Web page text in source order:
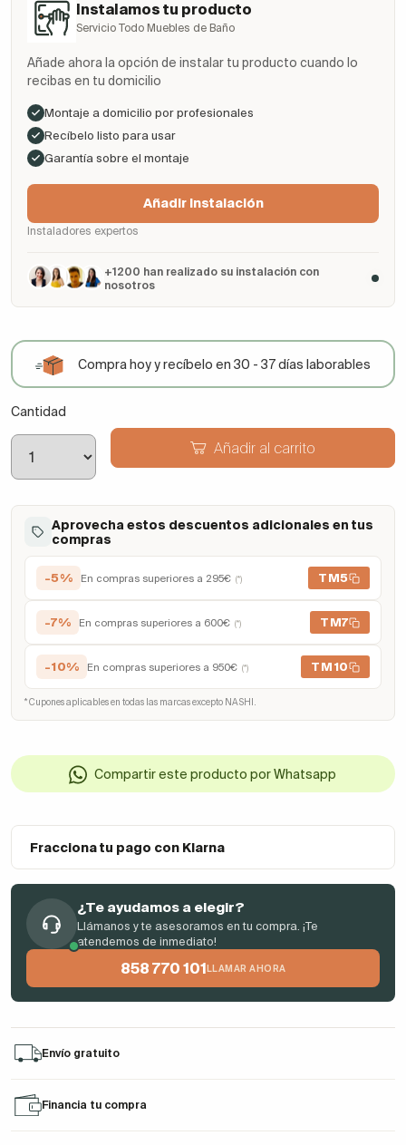
Instalamos tu producto
Servicio Todo Muebles de Baño
Añade ahora la opción de instalar tu producto cuando lo
recibas en tu domicilio
Montaje a domicilio por profesionales
Recíbelo listo para usar
Garantía sobre el montaje
Añadir Instalación
Instaladores expertos
+1200 han realizado su instalación con
nosotros
Compra hoy y recíbelo en 30 - 37 días laborables
Cantidad
Añadir al carrito
Aprovecha estos descuentos adicionales en tus
compras
-5% En compras superiores a 295€ (*) TM5
-7% En compras superiores a 600€ (*) TM7
-10% En compras superiores a 950€ (*) TM10
* Cupones aplicables en todas las marcas excepto NASHI.
Compartir este producto por Whatsapp
Fracciona tu pago con Klarna
¿Te ayudamos a elegir?
Llámanos y te asesoramos en tu compra. ¡Te
atendemos de inmediato!
858 770 101 LLAMAR AHORA
Envío gratuito
Financia tu compra